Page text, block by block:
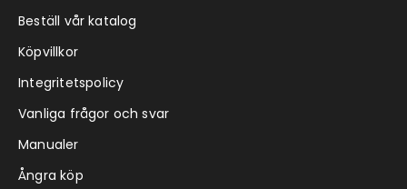
Beställ vår katalog
Köpvillkor
Integritetspolicy
Vanliga frågor och svar
Manualer
Ångra köp